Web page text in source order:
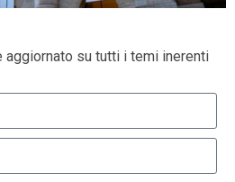
slancio dall’agenda di
aggiornato su tutti i temi inerenti